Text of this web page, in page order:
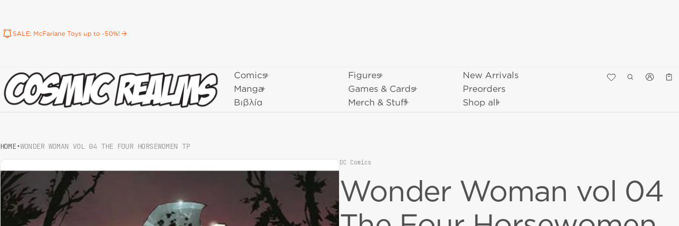
SALE: McFarlane Toys up to -50%!
Comics
Manga
Βιβλία
Figures
Games & Cards
Merch & Stuff
New Arrivals
Preorders
Shop all
HOME•WONDER WOMAN VOL 04 THE FOUR HORSEWOMEN TP
Vendor:
DC Comics
Wonder Woman vol 04